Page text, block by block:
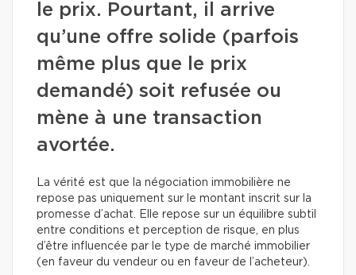
le prix. Pourtant, il arrive
qu’une offre solide (parfois
même plus que le prix
demandé) soit refusée ou
mène à une transaction
avortée.
La vérité est que la négociation immobilière ne
repose pas uniquement sur le montant inscrit sur la
promesse d’achat. Elle repose sur un équilibre subtil
entre conditions et perception de risque, en plus
d’être influencée par le type de marché immobilier
(en faveur du vendeur ou en faveur de l’acheteur).